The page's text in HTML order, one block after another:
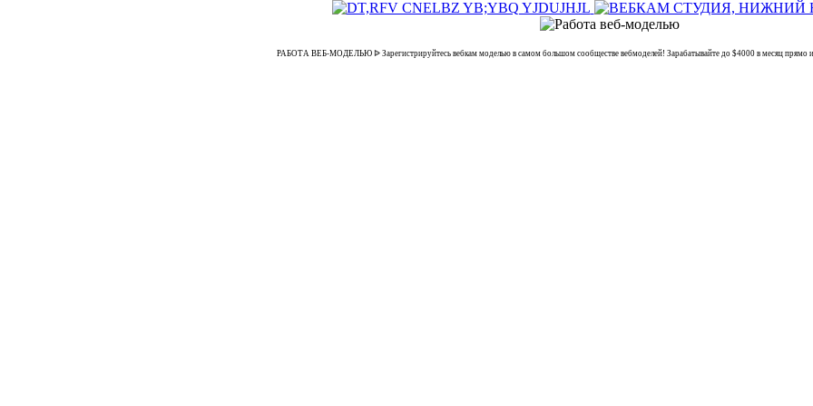
РАБОТА ВЕБ-МОДЕЛЬЮ ᐉ Зарегистрируйтесь вебкам моделью в самом большом сообществе вебмоделей! Зарабатывайте до $4000 в месяц прямо